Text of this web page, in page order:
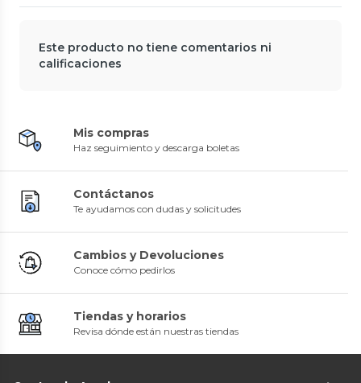
Este producto no tiene comentarios ni
calificaciones
Mis compras
Haz seguimiento y descarga boletas
Contáctanos
Te ayudamos con dudas y solicitudes
Cambios y Devoluciones
Conoce cómo pedirlos
Tiendas y horarios
Revisa dónde están nuestras tiendas